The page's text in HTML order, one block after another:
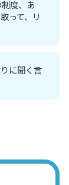
度、あ
って、リ
に聞く言